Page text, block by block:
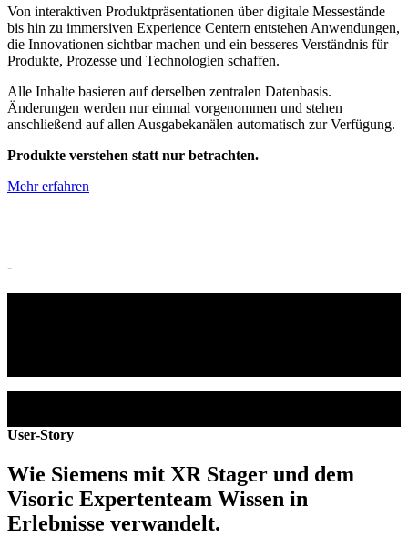
Von interaktiven Produktpräsentationen über digitale Messestände
bis hin zu immersiven Experience Centern entstehen Anwendungen,
die Innovationen sichtbar machen und ein besseres Verständnis für
Produkte, Prozesse und Technologien schaffen.
Alle Inhalte basieren auf derselben zentralen Datenbasis.
Änderungen werden nur einmal vorgenommen und stehen
anschließend auf allen Ausgabekanälen automatisch zur Verfügung.
Produkte verstehen statt nur betrachten.
Mehr erfahren
-
User-Story
Wie Siemens mit XR Stager und dem
Visoric Expertenteam Wissen in
Erlebnisse verwandelt.